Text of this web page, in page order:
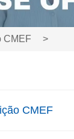
CMEF >
CMEF